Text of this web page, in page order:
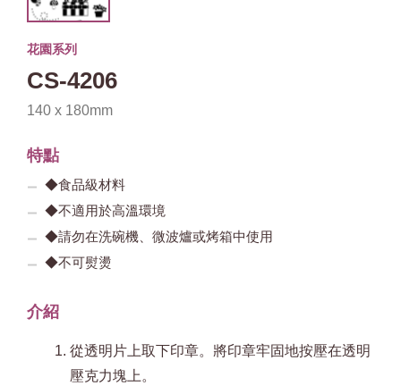
花園系列
CS-4206
140 x 180mm
特點
◆食品級材料
◆不適用於高溫環境
◆請勿在洗碗機、微波爐或烤箱中使用
◆不可熨燙
介紹
從透明片上取下印章。將印章牢固地按壓在透明
壓克力塊上。